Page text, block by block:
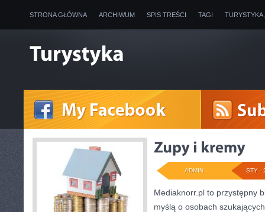
STRONA GŁÓWNA ARCHIWUM SPIS TREŚCI TAGI
STY -
ADMIN
Mediaknorr.pl to przystępny
myślą o osobach